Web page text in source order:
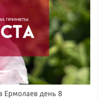
Ермолаев день 8